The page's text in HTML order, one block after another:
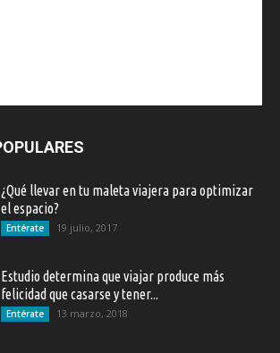
¿Qué llevar en tu maleta viajera para optimizar
el espacio?
Entérate 19 julio, 2017
Estudio determina que viajar produce más
felicidad que casarse y tener...
Entérate 13 marzo, 2018